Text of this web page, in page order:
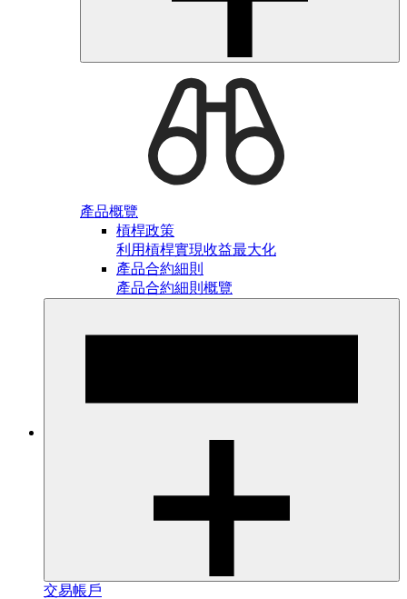
產品概覽
槓桿政策
利用槓桿實現收益最大化
產品合約細則
產品合約細則概覽
交易帳戶